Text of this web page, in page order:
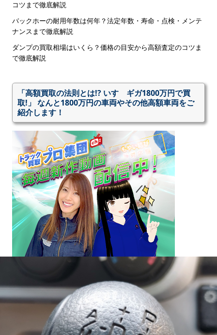
コツまで徹底解説
バックホーの耐用年数は何年？法定年数・寿命・点検・メンテ
ナンスまで徹底解説
ダンプの買取相場はいくら？価格の目安から高額査定のコツま
で徹底解説
「高額買取の法則とは!? いすゞギガ1800万円で買
取!」 なんと1800万円の車両やその他高額車両をご
紹介します！